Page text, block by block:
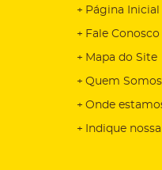
Página Inicial
Fale Conosco
Mapa do Site
Quem Somos
Onde
Indique